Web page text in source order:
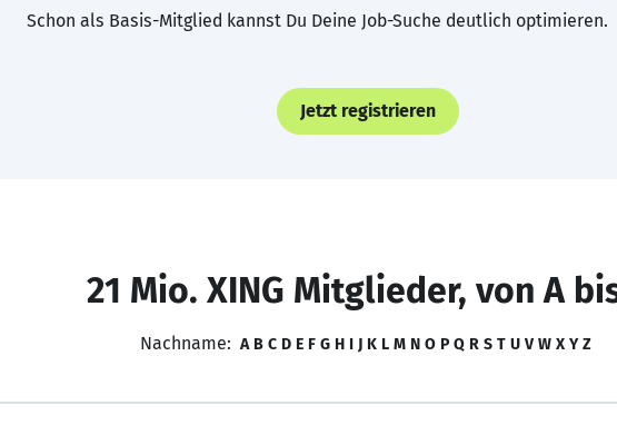
Schon als Basis-Mitglied kannst Du Deine Job-Suche deutlich optimieren.
Jetzt registrieren
21 Mio. XING Mitglieder, von A
Nachname: A B C D E F G H I J K L M N O P Q R S T U V W X Y Z